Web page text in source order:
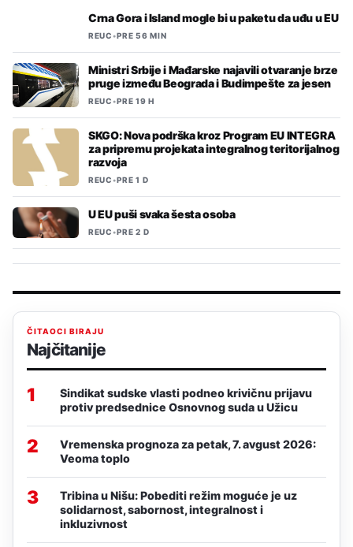
Crna Gora i Island mogle bi u paketu da uđu u EU
REUC•PRE 56 MIN
Ministri Srbije i Mađarske najavili otvaranje brze
pruge između Beograda i Budimpešte za jesen
REUC•PRE 19 H
SKGO: Nova podrška kroz Program EU INTEGRA
za pripremu projekata integralnog teritorijalnog
razvoja
REUC•PRE 1 D
U EU puši svaka šesta osoba
REUC•PRE 2 D
ČITAOCI BIRAJU
Najčitanije
1
Sindikat sudske vlasti podneo krivičnu prijavu
protiv predsednice Osnovnog suda u Užicu
2
Vremenska prognoza za petak, 7. avgust 2026:
Veoma toplo
3
Tribina u Nišu: Pobediti režim moguće je uz
solidarnost, sabornost, integralnost i
inkluzivnost